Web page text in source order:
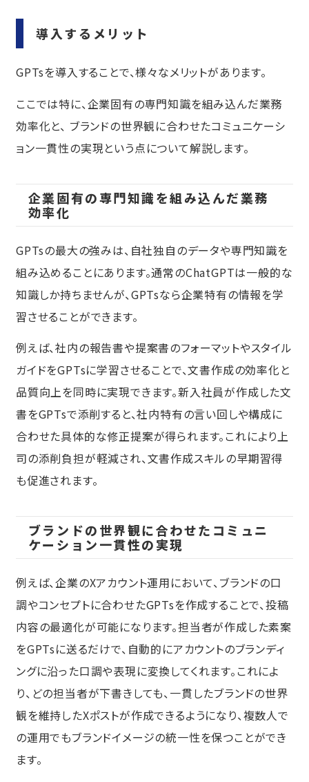
導入するメリット
GPTsを導入することで、様々なメリットがあります。
ここでは特に、企業固有の専門知識を組み込んだ業務
効率化と、 ブランドの世界観に合わせたコミュニケーシ
ョン一貫性の実現という点について解説します。
企業固有の専門知識を組み込んだ業務
効率化
GPTsの最大の強みは、自社独自のデータや専門知識を
組み込めることにあります。通常のChatGPTは一般的な
知識しか持ちませんが、GPTsなら企業特有の情報を学
習させることができます。
例えば、社内の報告書や提案書のフォーマットやスタイル
ガイドをGPTsに学習させることで、文書作成の効率化と
品質向上を同時に実現できます。新入社員が作成した文
書をGPTsで添削すると、社内特有の言い回しや構成に
合わせた具体的な修正提案が得られます。これにより上
司の添削負担が軽減され、文書作成スキルの早期習得
も促進されます。
ブランドの世界観に合わせたコミュニ
ケーション一貫性の実現
例えば、企業のXアカウント運用において、ブランドの口
調やコンセプトに合わせたGPTsを作成することで、投稿
内容の最適化が可能になります。担当者が作成した素案
をGPTsに送るだけで、自動的にアカウントのブランディ
ングに沿った口調や表現に変換してくれます。これによ
り、どの担当者が下書きしても、一貫したブランドの世界
観を維持したXポストが作成できるようになり、複数人で
の運用でもブランドイメージの統一性を保つことができ
ます。